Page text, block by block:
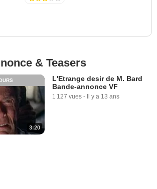
& Teasers
3:20
L'Etrange desir de M. Bard
Bande-annonce VF
1 127 vues - Il y a 13 ans